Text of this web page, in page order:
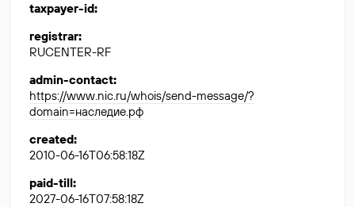
taxpayer-id:
registrar:
RUCENTER-RF
admin-contact:
https://www.nic.ru/whois/send-message/?
domain=наследие.рф
created:
2010-06-16T06:58:18Z
paid-till:
2027-06-16T07:58:18Z